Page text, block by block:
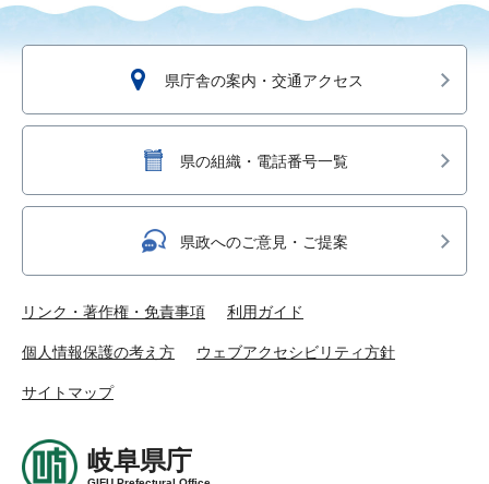
県庁舎の案内・交通アクセス
県の組織・電話番号一覧
県政へのご意見・ご提案
リンク・著作権・免責事項 利用ガイド
個人情報保護の考え方 ウェブアクセシビリティ方針
サイトマップ
岐阜県庁